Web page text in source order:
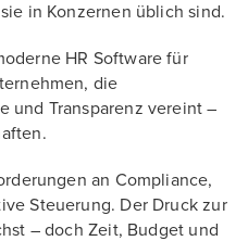
in Konzernen üblich sind.
HR Software für
die
und Transparenz vereint –
an Compliance,
Steuerung. Der Druck zur
– doch Zeit, Budget und